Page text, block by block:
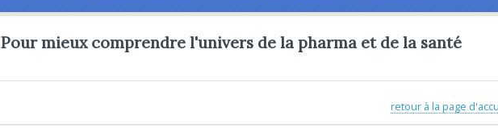
Pour mieux comprendre l'univers de la pharma et de la santé
retour à la page